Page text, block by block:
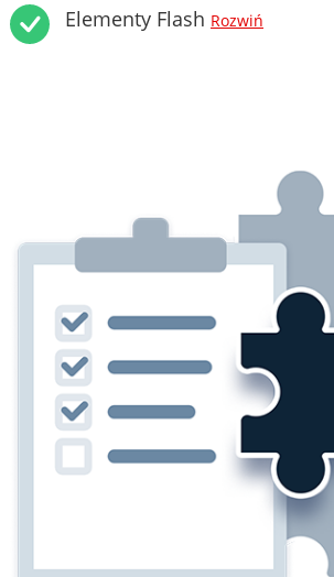
Elementy Flash Rozwiń